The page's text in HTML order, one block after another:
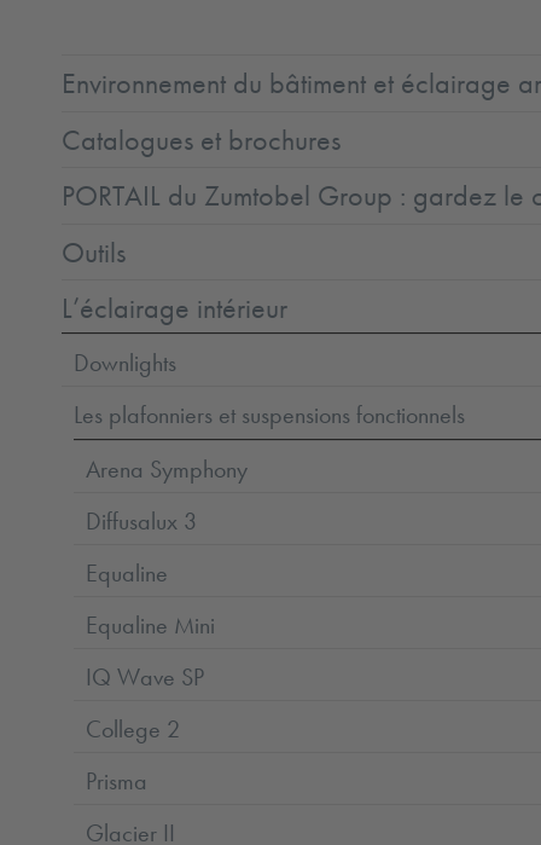
Environnement du bâtiment et éclairage
Catalogues et brochures
PORTAIL du Zumtobel Group : gardez le
Outils
L’éclairage intérieur
Downlights
Les plafonniers et suspensions fonctionnels
Arena Symphony
Diffusalux 3
Equaline
Equaline Mini
IQ Wave SP
College 2
Prisma
Glacier II